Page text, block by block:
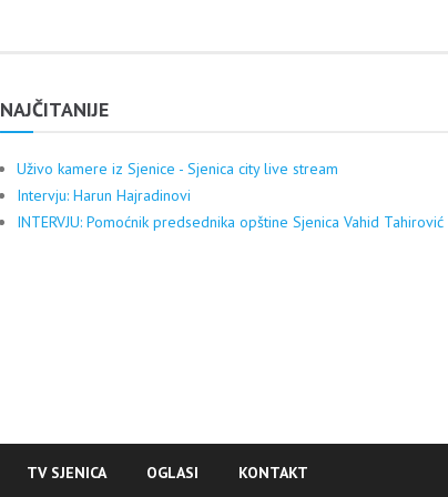
NAJČITANIJE
Uživo kamere iz Sjenice - Sjenica city live stream
Intervju: Harun Hajradinovi
INTERVJU: Pomoćnik predsednika opštine Sjenica Vahid Tahirović
TV SJENICA OGLASI KONTAKT